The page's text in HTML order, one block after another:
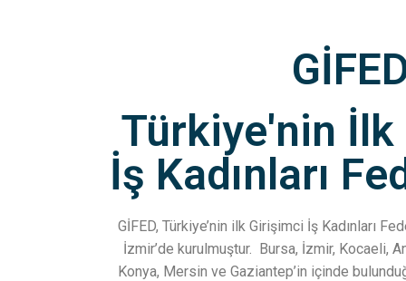
Türkiye'nin
İş Kadınları
GİFED, Türkiye’nin ilk Girişimci İş Kadınları
İzmir’de kurulmuştur. Bursa, İzmir, Kocaeli,
Konya, Mersin ve Gaziantep’in içinde